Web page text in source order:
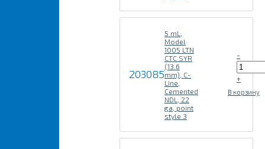
203085
5 mL,
Model
1005 LTN
CTC SYR
(13.6
mm), C-
Line,
Cemented
NDL, 22
ga, point
style 3
-
+
В корзину